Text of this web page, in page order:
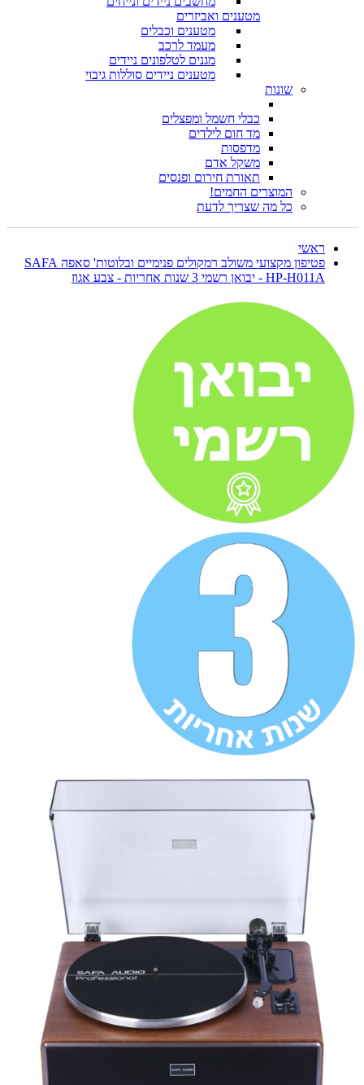
מטענים ואביזרים
מטענים וכבלים
מעמד לרכב
מגנים לטלפונים ניידים
מטענים ניידים סוללות גיבוי
שונות
כבלי חשמל ומפצלים
מד חום לילדים
מדפסות
משקל אדם
תאורת חירום ופנסים
המוצרים החמים!
כל מה שצריך לדעת
ראשי
פטיפון מקצועי משולב רמקולים פנימיים ובלוטות' סאפה SAFA
HP-H011A - יבואן רשמי 3 שנות אחריות - צבע אגוז